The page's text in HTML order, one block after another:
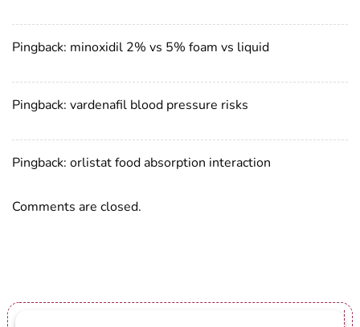
Pingback: minoxidil 2% vs 5% foam vs liquid
Pingback: vardenafil blood pressure risks
Pingback: orlistat food absorption interaction
Comments are closed.